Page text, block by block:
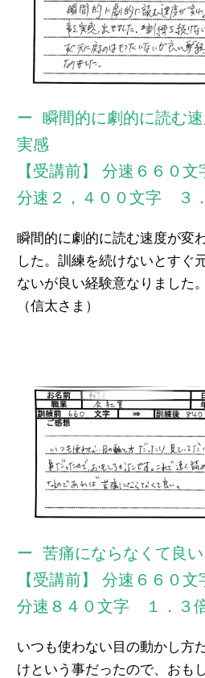
瞬間的に劇的に読む
実感
【受講前】 分速６６０
分速２，４００文字 ３
瞬間的に劇的に読む速度が変
した。訓練を続けないとすぐ
ないが良い経験意なりました。
（信太さま）
苦痛にならなくて良い
【受講前】 分速６６０
分速８４０文字 １．３
いつも使わない目の動かし方
けという事だったので、おも